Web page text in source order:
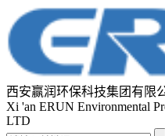
西安赢润环保科技集团有限
Xi 'an ERUN Environmental
LTD